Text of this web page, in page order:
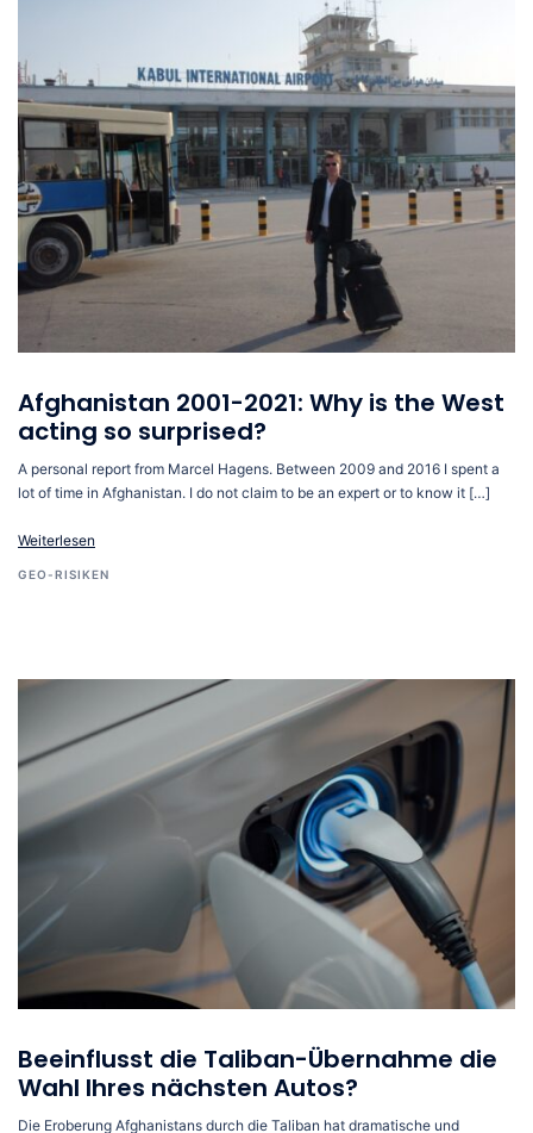
Afghanistan 2001-2021: Why is the West
acting so surprised?
A personal report from Marcel Hagens. Between 2009 and 2016 I spent a
lot of time in Afghanistan. I do not claim to be an expert or to know it […]
Weiterlesen
GEO-RISIKEN
Beeinflusst die Taliban-Übernahme die
Wahl Ihres nächsten Autos?
Die Eroberung Afghanistans durch die Taliban hat dramatische und